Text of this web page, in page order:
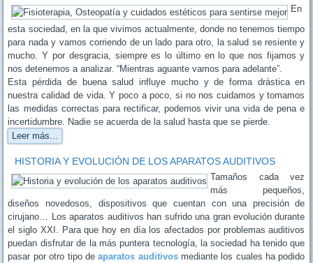
En
esta sociedad, en la que vivimos actualmente, donde no tenemos tiempo
para nada y vamos corriendo de un lado para otro, la salud se resiente y
mucho. Y por desgracia, siempre es lo último en lo que nos fijamos y
nos detenemos a analizar. “Mientras aguante vamos para adelante”.
Esta pérdida de buena salud influye mucho y de forma drástica en
nuestra calidad de vida. Y poco a poco, si no nos cuidamos y tomamos
las medidas correctas para rectificar, podemos vivir una vida de pena e
incertidumbre. Nadie se acuerda de la salud hasta que se pierde.
Leer más...
HISTORIA Y EVOLUCIÓN DE LOS APARATOS AUDITIVOS
Tamaños cada vez
más pequeños,
diseños novedosos, dispositivos que cuentan con una precisión de
cirujano… Los aparatos auditivos han sufrido una gran evolución durante
el siglo XXI. Para que hoy en día los afectados por problemas auditivos
puedan disfrutar de la más puntera tecnología, la sociedad ha tenido que
pasar por otro tipo deaparatos auditivosmediante los cuales ha podido